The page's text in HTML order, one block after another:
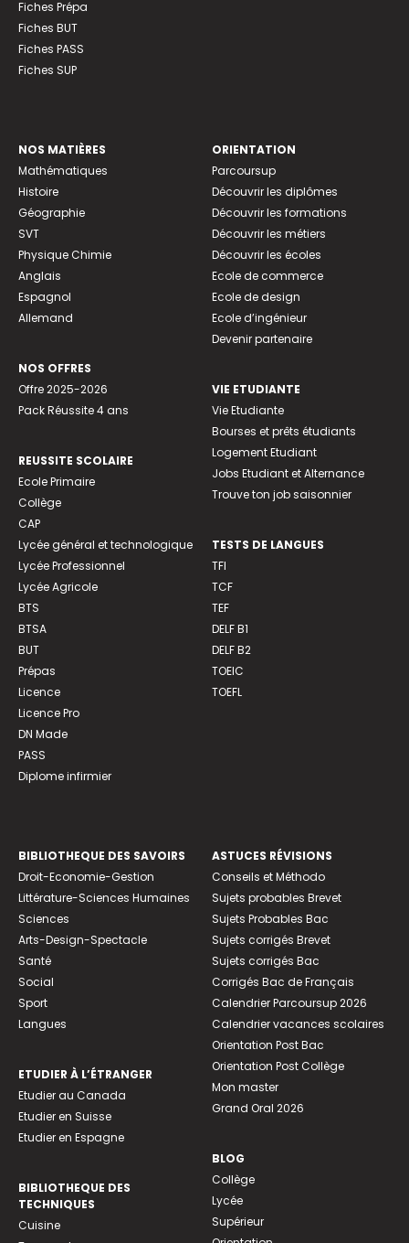
Fiches Prépa
Fiches BUT
Fiches PASS
Fiches SUP
NOS MATIÈRES
Mathématiques
Histoire
Géographie
SVT
Physique Chimie
Anglais
Espagnol
Allemand
NOS OFFRES
Offre 2025-2026
Pack Réussite 4 ans
REUSSITE SCOLAIRE
Ecole Primaire
Collège
CAP
Lycée général et technologique
Lycée Professionnel
Lycée Agricole
BTS
BTSA
BUT
Prépas
Licence
Licence Pro
DN Made
PASS
Diplome infirmier
ORIENTATION
Parcoursup
Découvrir les diplômes
Découvrir les formations
Découvrir les métiers
Découvrir les écoles
Ecole de commerce
Ecole de design
Ecole d’ingénieur
Devenir partenaire
VIE ETUDIANTE
Vie Etudiante
Bourses et prêts étudiants
Logement Etudiant
Jobs Etudiant et Alternance
Trouve ton job saisonnier
TESTS DE LANGUES
TFI
TCF
TEF
DELF B1
DELF B2
TOEIC
TOEFL
BIBLIOTHEQUE DES SAVOIRS
Droit-Economie-Gestion
Littérature-Sciences Humaines
Sciences
Arts-Design-Spectacle
Santé
Social
Sport
Langues
ETUDIER À L’ÉTRANGER
Etudier au Canada
Etudier en Suisse
Etudier en Espagne
BIBLIOTHEQUE DES
TECHNIQUES
Cuisine
ASTUCES RÉVISIONS
Conseils et Méthodo
Sujets probables Brevet
Sujets Probables Bac
Sujets corrigés Brevet
Sujets corrigés Bac
Corrigés Bac de Français
Calendrier Parcoursup 2026
Calendrier vacances scolaires
Orientation Post Bac
Orientation Post Collège
Mon master
Grand Oral 2026
BLOG
Collège
Lycée
Supérieur